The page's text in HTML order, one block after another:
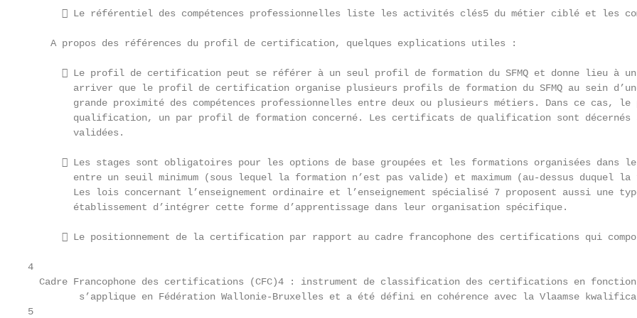
 Le référentiel des compétences professionnelles liste les activités clés5 du métier ciblé et les
    A propos des références du profil de certification, quelques explications utiles :
 Le profil de certification peut se référer à un seul profil de formation du SFMQ et donne lieu à
arriver que le profil de certification organise plusieurs profils de formation du SFMQ au sein
grande proximité des compétences professionnelles entre deux ou plusieurs métiers. Dans ce cas,
qualification, un par profil de formation concerné. Les certificats de qualification sont
        validées.
 Les stages sont obligatoires pour les options de base groupées et les formations organisées dans
entre un seuil minimum (sous lequel la formation n’est pas valide) et maximum (au-dessus duquel
Les lois concernant l’enseignement ordinaire et l’enseignement spécialisé 7 proposent aussi une
        établissement d’intégrer cette forme d’apprentissage dans leur organisation spécifique.
 Le positionnement de la certification par rapport au cadre francophone des certifications qui
4
Cadre Francophone des certifications (CFC)4 : instrument de classification des certifications en
s’applique en Fédération Wallonie-Bruxelles et a été défini en cohérence avec la Vlaamse
5